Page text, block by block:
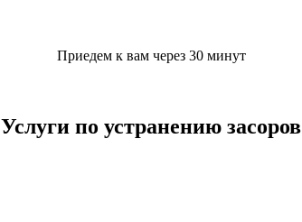
Приедем к вам через 30 минут
Услуги по устранению засоров